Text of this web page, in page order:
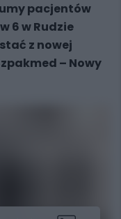
pacjentów
6 w Rudzie
z nowej
– Nowy